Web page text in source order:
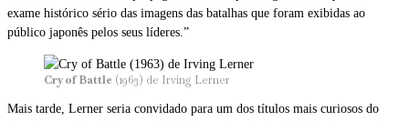
exame histórico sério das imagens das batalhas que foram exibidas ao
público japonês pelos seus líderes.”
Cry of Battle (1963) de Irving Lerner
Mais tarde, Lerner seria convidado para um dos títulos mais curiosos do